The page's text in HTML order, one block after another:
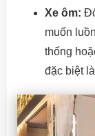
Xe ôm:
muốn
thống
đặc biệt